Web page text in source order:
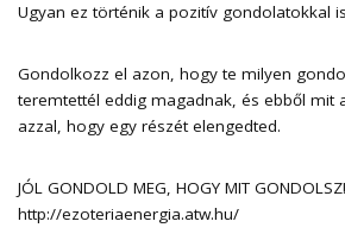
Ugyan ez történik a pozitív gondolatokkal
Gondolkozz el azon, hogy te milyen
teremtettél eddig magadnak, és ebből mit
azzal, hogy egy részét elengedted.
JÓL GONDOLD MEG, HOGY MIT
http://ezoteriaenergia.atw.hu/